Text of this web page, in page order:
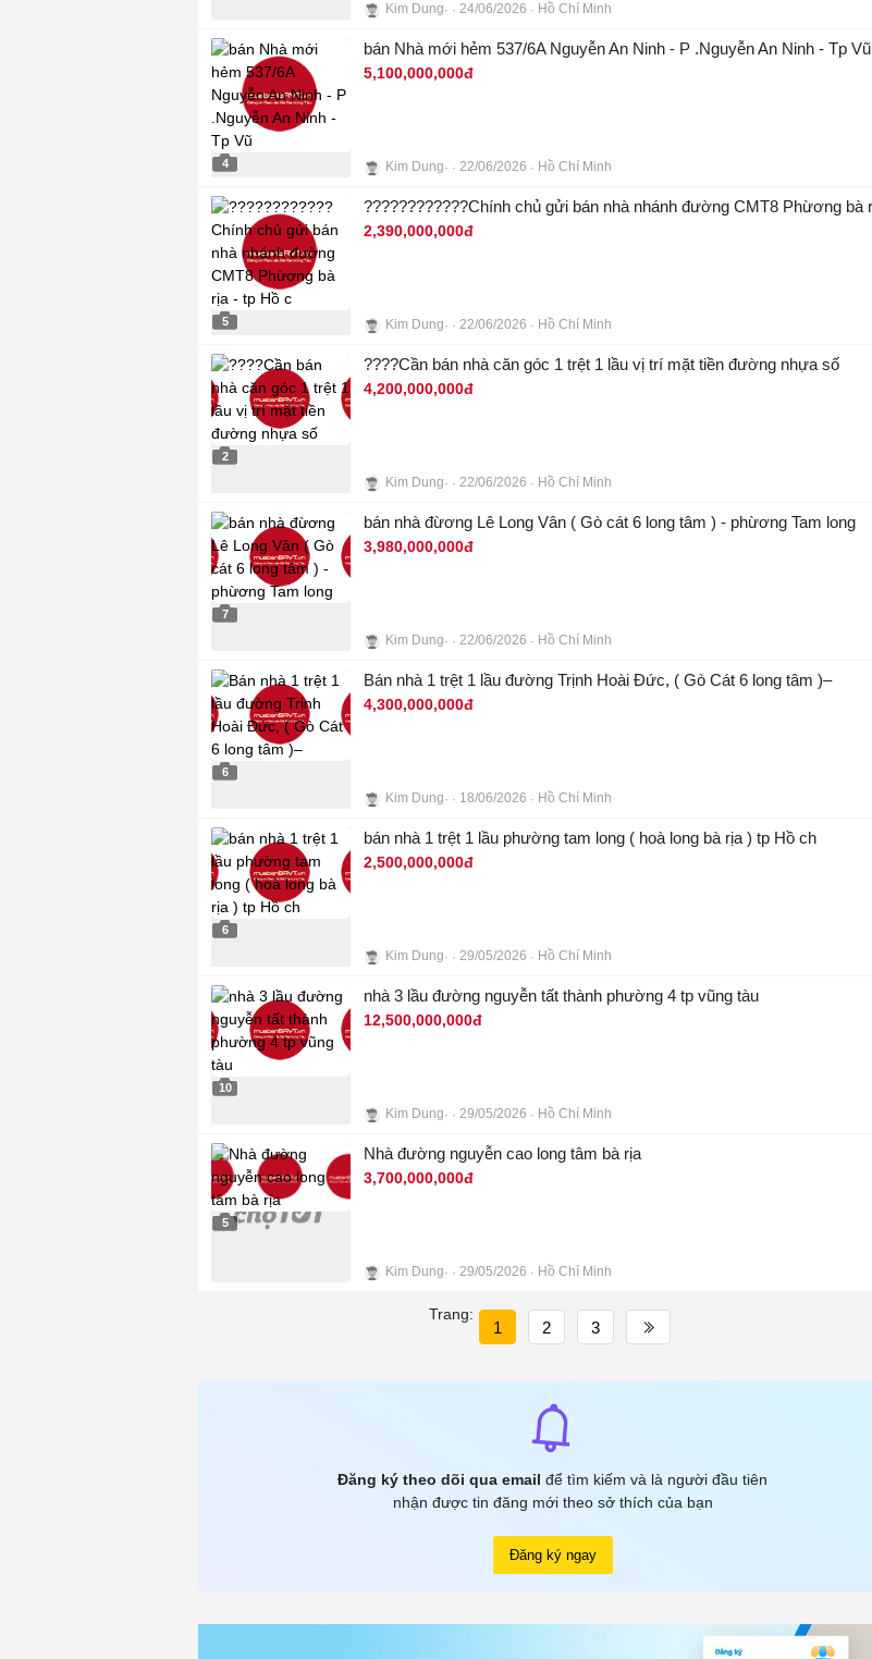
Kim Dung 24/06/2026 Hồ Chí Minh
4
bán Nhà mới hẻm 537/6A Nguyễn An Ninh - P .Nguyễn An Ninh - Tp Vũ
5,100,000,000đ
Kim Dung 22/06/2026 Hồ Chí Minh
5
2,390,000,000đ
Kim Dung 22/06/2026 Hồ Chí Minh
2
????Cần bán nhà căn góc 1 trệt 1 lầu vị trí mặt tiền đường nhựa số
4,200,000,000đ
Kim Dung 22/06/2026 Hồ Chí Minh
7
bán nhà đừơng Lê Long Vân ( Gò cát 6 long tâm ) - phừơng Tam long
3,980,000,000đ
Kim Dung 22/06/2026 Hồ Chí Minh
6
Bán nhà 1 trệt 1 lầu đường Trịnh Hoài Đức, ( Gò Cát 6 long tâm )–
4,300,000,000đ
Kim Dung 18/06/2026 Hồ Chí Minh
6
bán nhà 1 trệt 1 lầu phường tam long ( hoà long bà rịa ) tp Hồ ch
2,500,000,000đ
Kim Dung 29/05/2026 Hồ Chí Minh
10
nhà 3 lầu đường nguyễn tất thành phường 4 tp vũng tàu
12,500,000,000đ
Kim Dung 29/05/2026 Hồ Chí Minh
5
Nhà đường nguyễn cao long tâm bà rịa
3,700,000,000đ
Kim Dung 29/05/2026 Hồ Chí Minh
Trang:
1 2 3
Đăng ký theo dõi qua email để tìm kiếm và là người đầu tiên
nhận được tin đăng mới theo sở thích của bạn
Đăng ký ngay